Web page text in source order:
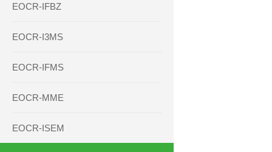
EOCR-IFBZ
EOCR-I3MS
EOCR-IFMS
EOCR-MME
EOCR-ISEM